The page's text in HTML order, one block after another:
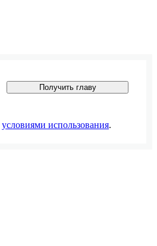
Получить главу
условиями использования.